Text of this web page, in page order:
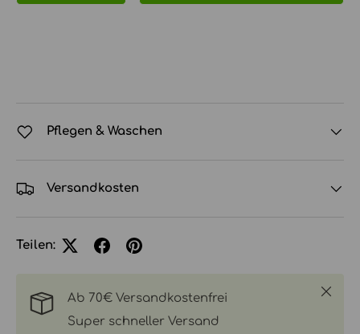
Pflegen & Waschen
Versandkosten
Teilen:
Ab 70€ Versandkostenfrei
Super schneller Versand